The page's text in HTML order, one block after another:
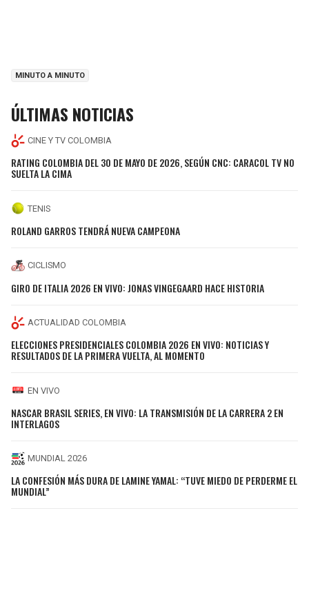
MINUTO A MINUTO
ÚLTIMAS NOTICIAS
CINE Y TV COLOMBIA
RATING COLOMBIA DEL 30 DE MAYO DE 2026, SEGÚN CNC: CARACOL TV NO
SUELTA LA CIMA
TENIS
ROLAND GARROS TENDRÁ NUEVA CAMPEONA
CICLISMO
GIRO DE ITALIA 2026 EN VIVO: JONAS VINGEGAARD HACE HISTORIA
ACTUALIDAD COLOMBIA
ELECCIONES PRESIDENCIALES COLOMBIA 2026 EN VIVO: NOTICIAS Y
RESULTADOS DE LA PRIMERA VUELTA, AL MOMENTO
EN VIVO
NASCAR BRASIL SERIES, EN VIVO: LA TRANSMISIÓN DE LA CARRERA 2 EN
INTERLAGOS
MUNDIAL 2026
LA CONFESIÓN MÁS DURA DE LAMINE YAMAL: “TUVE MIEDO DE PERDERME EL
MUNDIAL”